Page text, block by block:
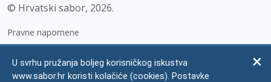
© Hrvatski sabor, 2026
Pravne napomene
Zaštita osobnih podataka
U svrhu pružanja boljeg korisničkog iskustva
www.sabor.hr koristi kolačiće (cookies). Postavke